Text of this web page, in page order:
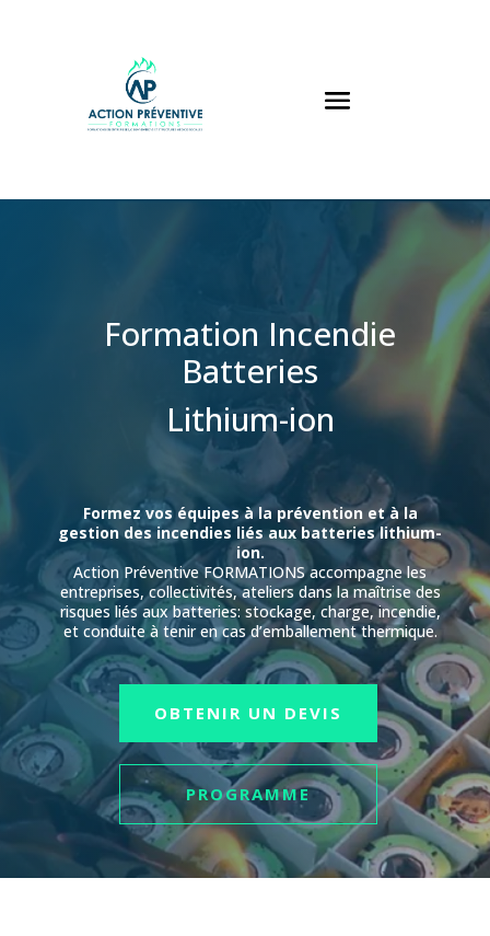
Formation Incendie
Batteries
Lithium-ion
Formez vos équipes à la prévention et à la
gestion des incendies liés aux batteries lithium-
ion.
Action Préventive FORMATIONS accompagne les
entreprises, collectivités, ateliers dans la maîtrise des
risques liés aux batteries: stockage, charge, incendie,
et conduite à tenir en cas d’emballement thermique.
OBTENIR UN DEVIS
PROGRAMME